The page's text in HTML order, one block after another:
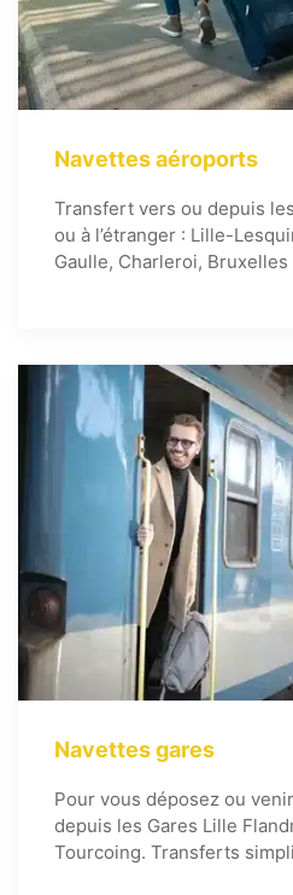
Navettes aéroports
Transfert vers ou depuis
ou à l’étranger : Lille-
Gaulle, Charleroi, Bruxelles
Navettes gares
Pour vous déposez ou
depuis les Gares Lille
Tourcoing. Transferts